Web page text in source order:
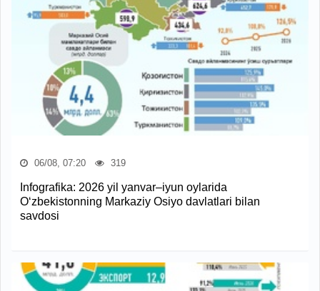
06/08, 07:20 319
Infografika: 2026 yil yanvar–iyun oylarida
O‘zbekistonning Markaziy Osiyo davlatlari bilan
savdosi